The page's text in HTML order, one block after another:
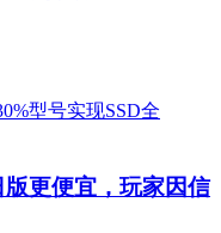
更便宜，玩家因信